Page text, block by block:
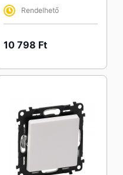
Rendelhető
10 798 Ft